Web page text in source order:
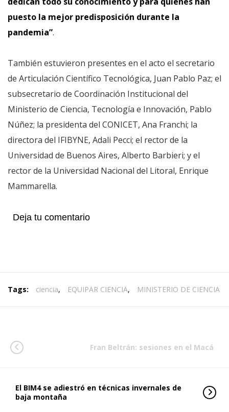
puesto la mejor predisposición durante la
pandemia”.
También estuvieron presentes en el acto el secretario
de Articulación Científico Tecnológica, Juan Pablo Paz; el
subsecretario de Coordinación Institucional del
Ministerio de Ciencia, Tecnología e Innovación, Pablo
Núñez; la presidenta del CONICET, Ana Franchi; la
directora del IFIBYNE, Adali Pecci; el rector de la
Universidad de Buenos Aires, Alberto Barbieri; y el
rector de la Universidad Nacional del Litoral, Enrique
Mammarella.
Deja tu comentario
Tags: ciencia, EQUIPAR CIENCIA, MINISTERIO DE CIENCIA
Fran Beltrán: sesiones en el Macá
El BIM4 se adiestró en técnicas invernales de
baja montaña